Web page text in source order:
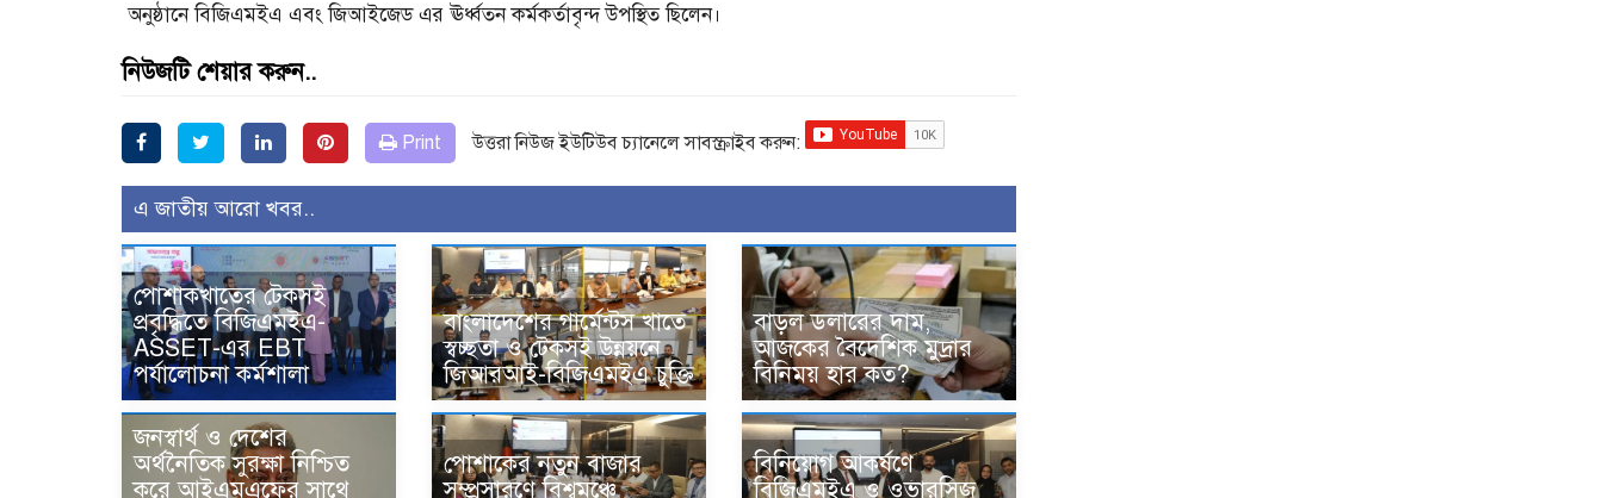
অনুষ্ঠানে বিজিএমইএ এবং জিআইজেড এর ঊর্ধ্বতন কর্মকর্তাবৃন্দ উপস্থিত ছিলেন।
নিউজটি শেয়ার করুন..
Print উত্তরা নিউজ ইউটিউব চ্যানেলে সাবস্ক্রাইব করুন:
এ জাতীয় আরো খবর..
পোশাকখাতের টেকসই
প্রবৃদ্ধিতে বিজিএমইএ-
ASSET-এর EBT
পর্যালোচনা কর্মশালা
বাংলাদেশের গার্মেন্টস খাতে
স্বচ্ছতা ও টেকসই উন্নয়নে
জিআরআই-বিজিএমইএ চুক্তি
বাড়ল ডলারের দাম,
আজকের বৈদেশিক মুদ্রার
বিনিময় হার কত?
জনস্বার্থ ও দেশের
অর্থনৈতিক সুরক্ষা নিশ্চিত
করে আইএমএফের সাথে
পোশাকের নতুন বাজার
সম্প্রসারণে বিশ্বমঞ্চে
বিনিয়োগ আকর্ষণে
বিজিএমইএ ও ওভারসিজ